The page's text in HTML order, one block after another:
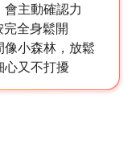
主動確認力
全身鬆開
小森林，放鬆
又不打擾